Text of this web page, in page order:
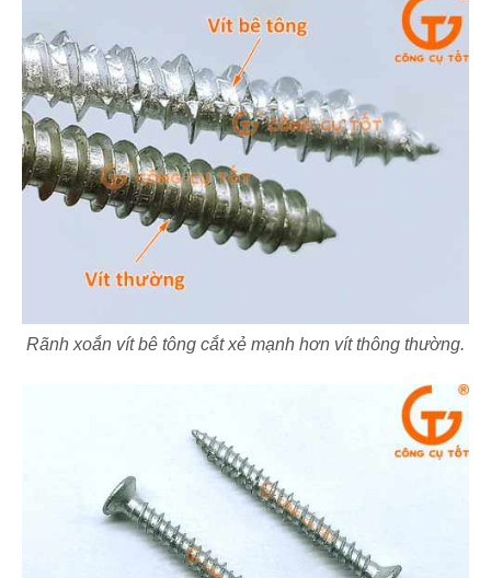
Rãnh xoắn vít bê tông cắt xẻ mạnh hơn vít thông thường.